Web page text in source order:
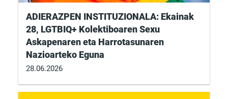
28.06.2026
ADIERAZPEN INSTITUZIONALA: Ekainak
28, LGTBIQ+ Kolektiboaren Sexu
Askapenaren eta Harrotasunaren
Nazioarteko Eguna